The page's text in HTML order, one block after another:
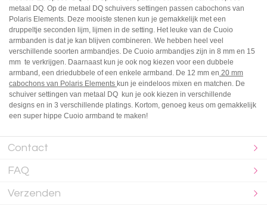
metaal DQ. Op de metaal DQ schuivers settingen passen cabochons van
Polaris Elements. Deze mooiste stenen kun je gemakkelijk met een
druppeltje seconden lijm, lijmen in de setting. Het leuke van de Cuoio
armbanden is dat je kan blijven combineren. We hebben heel veel
verschillende soorten armbandjes. De Cuoio armbandjes zijn in 8 mm en 15
mm te verkrijgen. Daarnaast kun je ook nog kiezen voor een dubbele
armband, een driedubbele of een enkele armband. De 12 mm en 20 mm
cabochons van Polaris Elements kun je eindeloos mixen en matchen. De
schuiver settingen van metaal DQ kun je ook kiezen in verschillende
designs en in 3 verschillende platings. Kortom, genoeg keus om gemakkelijk
een super hippe Cuoio armband te maken!
Contact
FAQ
Verzenden